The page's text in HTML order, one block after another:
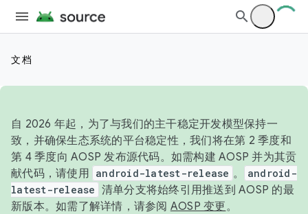
文档
自 2026 年起，为了与我们的主干稳定开发模型保持一
致，并确保生态系统的平台稳定性，我们将在第 2 季度和
第 4 季度向 AOSP 发布源代码。如需构建 AOSP 并为其贡
献代码，请使用 android-latest-release 。
android-
latest-release 清单分支将始终引用推送到 AOSP 的最
新版本。如需了解详情，请参阅 AOSP 变更。